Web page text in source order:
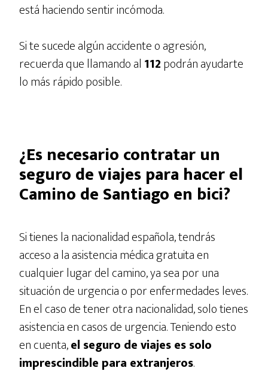
está haciendo sentir incómoda.
Si te sucede algún accidente o agresión,
recuerda que llamando al 112podrán ayudarte
lo más rápido posible.
¿Es necesario contratar un
seguro de viajes para hacer el
Camino de Santiago en bici?
Si tienes la nacionalidad española, tendrás
acceso a la asistencia médica gratuita en
cualquier lugar del camino, ya sea por una
situación de urgencia o por enfermedades leves.
En el caso de tener otra nacionalidad, solo tienes
asistencia en casos de urgencia. Teniendo esto
en cuenta,el seguro de viajes es solo
imprescindible para extranjeros.